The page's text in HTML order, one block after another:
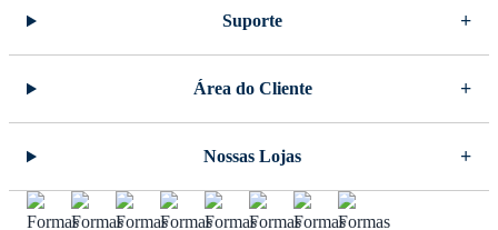
Suporte
Área do Cliente
Nossas Lojas